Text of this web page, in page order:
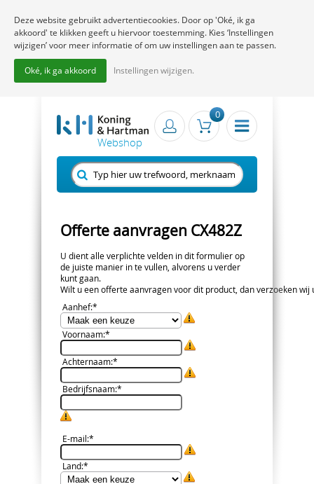
0
Offerte aanvragen CX482Z
U dient alle verplichte velden in dit formulier op
de juiste manier in te vullen, alvorens u verder
kunt gaan.
Wilt u een offerte aanvragen voor dit product, dan verzoeken
Aanhef:*
Voornaam:*
Achternaam:*
Bedrijfsnaam:*
E-mail:*
Land:*
Deze website gebruikt advertentiecookies. Door op 'Oké, ik ga
akkoord' te klikken geeft u hiervoor toestemming. Kies ‘Instellingen
wijzigen’ voor meer informatie of om uw instellingen aan te passen.
Oké, ik ga akkoord Instellingen wijzigen.